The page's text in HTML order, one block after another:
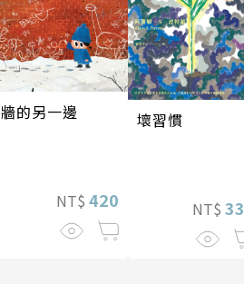
牆的另一邊
NT$ 420
壞習慣
NT$